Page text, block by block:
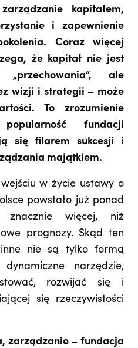
kapitałem,
i zapewnienie
Coraz więcej
że kapitał nie jest
ale
wizji i strategii – może
To zrozumienie
fundacji
się filarem sukcesji i
majątkiem.
w życie ustawy o
powstało już ponad
więcej, niż
prognozy. Skąd ten
nie są tylko formą
narzędzie,
rozwijać się i
się rzeczywistości
zarządzanie – fundacja